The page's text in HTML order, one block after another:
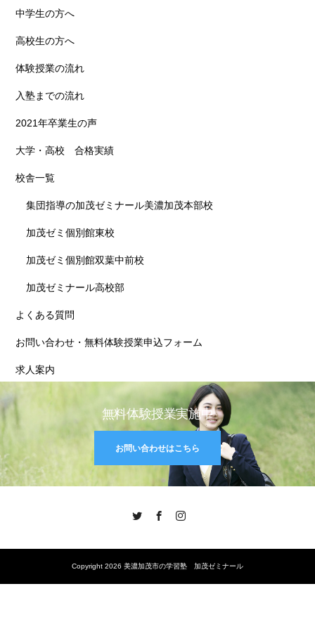
中学生の方へ
高校生の方へ
体験授業の流れ
入塾までの流れ
2021年卒業生の声
大学・高校 合格実績
校舎一覧
集団指導の加茂ゼミナール美濃加茂本部校
加茂ゼミ個別館東校
加茂ゼミ個別館双葉中前校
加茂ゼミナール高校部
よくある質問
お問い合わせ・無料体験授業申込フォーム
求人案内
無料体験授業実施中
お問い合わせはこちら
Twitter Facebook
Copyright 2026 美濃加茂市の学習塾 加茂ゼミナール